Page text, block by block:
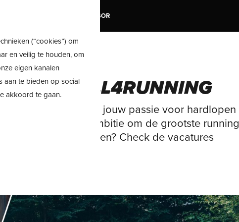
SHOE ADVISOR
BIJ ALL4RUNNING
met mensen die jouw passie voor hardlopen
aan onze ambitie om de grootste running
van Europa te worden? Check de vacatures
(“cookies”) om
en veilig te houden, om
eigen kanalen
aan te bieden op social
akkoord te gaan.